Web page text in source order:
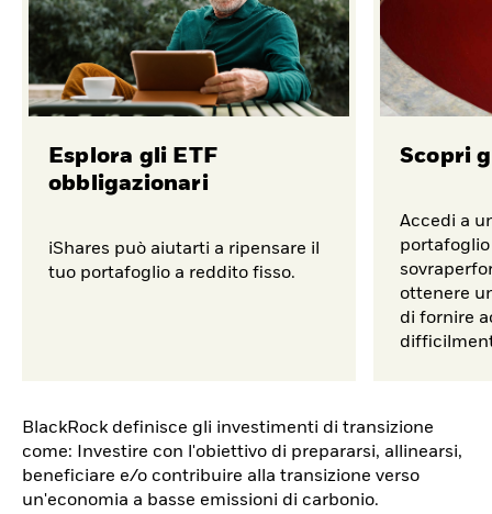
Esplora gli ETF
obbligazionari
iShares può aiutarti a ripensare il
tuo portafoglio a reddito fisso.
Scopri
Accedi a
ottenere
di fornire
BlackRock definisce gli investimenti di transizione
come: Investire con l'obiettivo di prepararsi, allinearsi,
beneficiare e/o contribuire alla transizione verso
un'economia a basse emissioni di carbonio.